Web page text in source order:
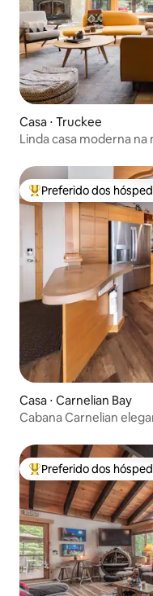
Casa ⋅ Truckee
Linda casa moderna
Entre os melhores
Preferido dos
Casa ⋅ Carnelian Bay
Cabana Carnelian
Entre os melhores
Preferido dos